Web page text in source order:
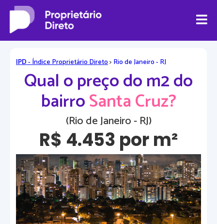
IPD- Índice Proprietário Direto> Rio de Janeiro - RJ
Qual o preço do m2 do
bairroSanta Cruz?
(Rio de Janeiro - RJ)
R$ 4.453 por m²